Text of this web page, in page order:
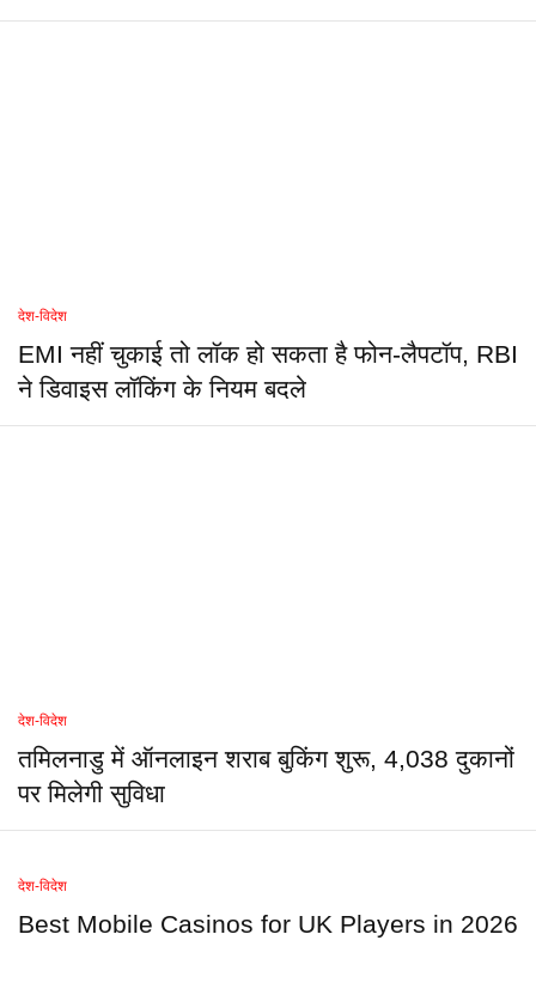
देश-विदेश
EMI नहीं चुकाई तो लॉक हो सकता है फोन-लैपटॉप, RBI
ने डिवाइस लॉकिंग के नियम बदले
देश-विदेश
तमिलनाडु में ऑनलाइन शराब बुकिंग शुरू, 4,038 दुकानों
पर मिलेगी सुविधा
देश-विदेश
Best Mobile Casinos for UK Players in 2026